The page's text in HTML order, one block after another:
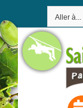
contenu
Aller à...